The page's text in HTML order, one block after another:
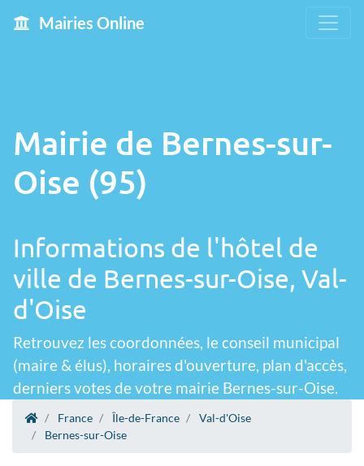
Mairies Online
Mairie de Bernes-sur-
Oise (95)
Informations de l'hôtel de
ville de Bernes-sur-Oise, Val-
d'Oise
Retrouvez les coordonnées, le conseil municipal
(maire & élus), horaires d'ouverture, plan d'accès,
derniers votes de votre mairie Bernes-sur-Oise.
France Île-de-France
Val-d'Oise
Bernes-sur-Oise